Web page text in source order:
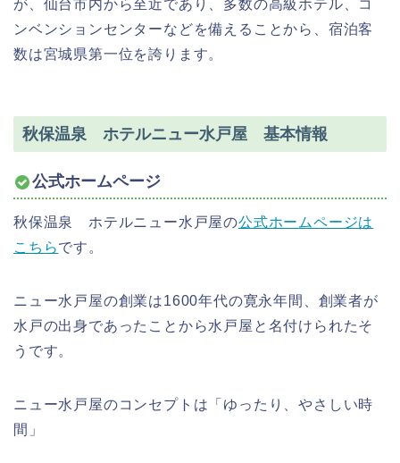
が、仙台市内から至近であり、多数の高級ホテル、コ
ンベンションセンターなどを備えることから、宿泊客
数は宮城県第一位を誇ります。
秋保温泉 ホテルニュー水戸屋 基本情報
公式ホームページ
秋保温泉 ホテルニュー水戸屋の公式ホームページは
こちらです。
ニュー水戸屋の創業は1600年代の寛永年間、創業者が
水戸の出身であったことから水戸屋と名付けられたそ
うです。
ニュー水戸屋のコンセプトは「ゆったり、やさしい時
間」